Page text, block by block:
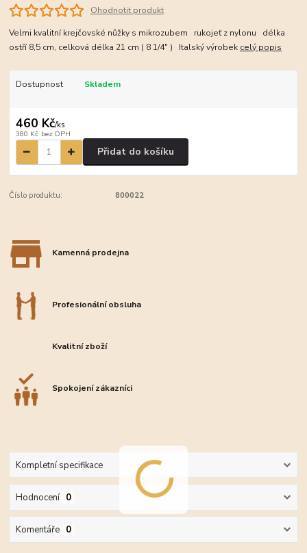
Ohodnotit produkt
Velmi kvalitní krejčovské nůžky s mikrozubem rukojeť z nylonu délka
ostří 8,5 cm, celková délka 21 cm ( 8 1/4" ) Italský výrobek celý popis
Dostupnost Skladem
460 Kč/ks
380 Kč bez DPH
Přidat do košíku
Číslo produktu: 800022
Kamenná prodejna
Profesionální obsluha
Kvalitní zboží
Spokojení zákazníci
Kompletní specifikace
Hodnocení 0
Komentáře 0